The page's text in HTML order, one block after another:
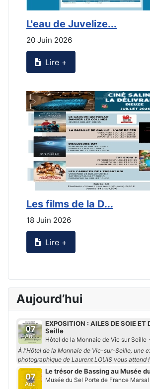
L'eau de Juvelize...
20 Juin 2026
Lire +
Les films de la D...
18 Juin 2026
Lire +
Aujourd’hui
07
Aoû
EXPOSITION : AILES DE SOIE ET
Seille
Hôtel de la Monnaie de Vic sur Seille
À l'Hôtel de la Monnaie de Vic-sur-Seille, une
photographique de Laurent LOUIS vous attend !
07
Aoû
Le trésor de Bassing au Musée
Musée du Sel Porte de France Marsal